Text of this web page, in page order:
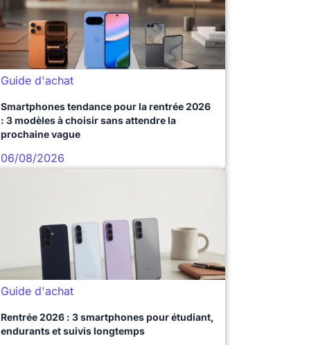
Guide d'achat
Smartphones tendance pour la rentrée 2026
: 3 modèles à choisir sans attendre la
prochaine vague
06/08/2026
Guide d'achat
Rentrée 2026 : 3 smartphones pour étudiant,
endurants et suivis longtemps